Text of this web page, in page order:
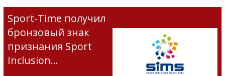
Sport-Time получил
бронзовый знак
признания Sport
Inclusion…